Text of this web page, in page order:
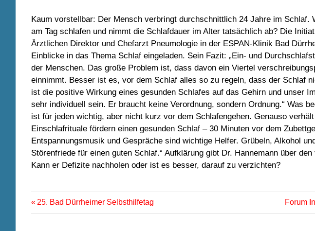
Kaum vorstellbar: Der Mensch verbringt durchschnittlich 24 Jahre im Schlaf.
am Tag schlafen und nimmt die Schlafdauer im Alter tatsächlich ab? Die
Ärztlichen Direktor und Chefarzt Pneumologie in der ESPAN-Klinik Bad
Einblicke in das Thema Schlaf eingeladen. Sein Fazit: „Ein- und
der Menschen. Das große Problem ist, dass davon ein Viertel
einnimmt. Besser ist es, vor dem Schlaf alles so zu regeln, dass der Schlaf
ist die positive Wirkung eines gesunden Schlafes auf das Gehirn und unser
sehr individuell sein. Er braucht keine Verordnung, sondern Ordnung.“ Was
ist für jeden wichtig, aber nicht kurz vor dem Schlafengehen. Genauso
Einschlafrituale fördern einen gesunden Schlaf – 30 Minuten vor dem
Entspannungsmusik und Gespräche sind wichtige Helfer. Grübeln, Alkohol
Störenfriede für einen guten Schlaf.“ Aufklärung gibt Dr. Hannemann über
Kann er Defizite nachholen oder ist es besser, darauf zu verzichten?
Beitragsnavigation
Vorheriger
Beitrag:
25. Bad Dürrheimer Selbsthilfetag
Nächster
Beitrag:
Forum